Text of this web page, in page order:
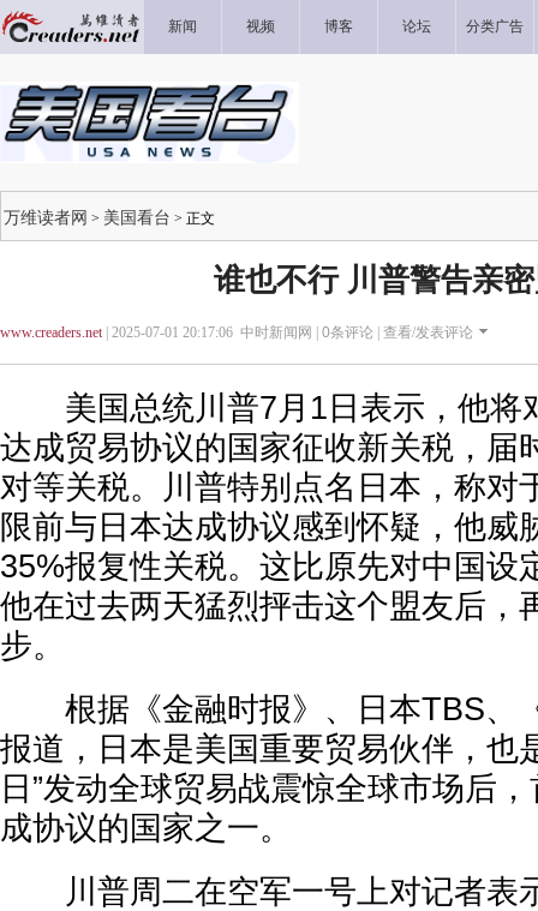
新闻 视频 博客 论坛 分类广告
万维读者网 > 美国看台 > 正文
谁也不行 川普警告亲
www.creaders.net| 2025-07-01 20:17:06 中时新闻网 | 0条评论 | 查看/发表评论
美国总统川普7月1日表示，他将
达成贸易协议的国家征收新关税，届
对等关税。川普特别点名日本，称对
限前与日本达成协议感到怀疑，他威
35%报复性关税。这比原先对中国设
他在过去两天猛烈抨击这个盟友后，
步。
根据《金融时报》、日本TBS、
报道，日本是美国重要贸易伙伴，也
日”发动全球贸易战震惊全球市场后
成协议的国家之一。
川普周二在空军一号上对记者表